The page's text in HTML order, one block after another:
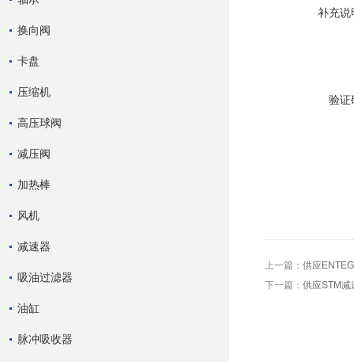
换向阀
卡盘
压缩机
高压球阀
减压阀
加热棒
风机
减速器
吸油过滤器
油缸
脉冲吸收器
补充说
验证
上一篇： 供应
下一篇： 供应STM减